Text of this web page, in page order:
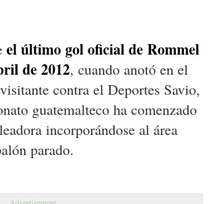
el último gol oficial de Rommel
de 2012, cuando anotó en el
contra el Deportes Savio,
guatemalteco ha comenzado
incorporándose al área
parado.